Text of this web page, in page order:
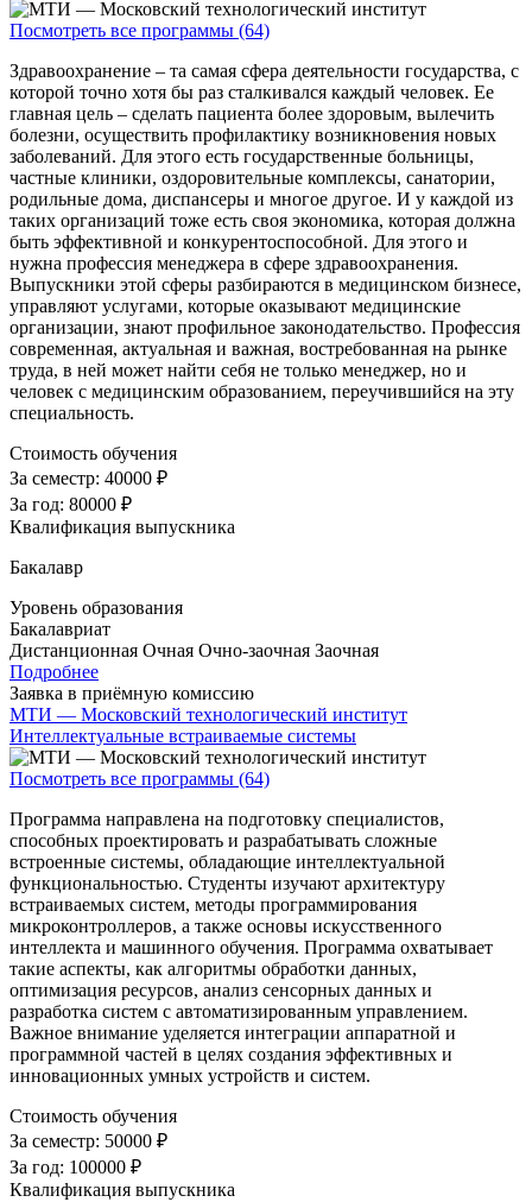
Посмотреть все программы (64)
Здравоохранение – та самая сфера деятельности государства, с
которой точно хотя бы раз сталкивался каждый человек. Ее
главная цель – сделать пациента более здоровым, вылечить
болезни, осуществить профилактику возникновения новых
заболеваний. Для этого есть государственные больницы,
частные клиники, оздоровительные комплексы, санатории,
родильные дома, диспансеры и многое другое. И у каждой из
таких организаций тоже есть своя экономика, которая должна
быть эффективной и конкурентоспособной. Для этого и
нужна профессия менеджера в сфере здравоохранения.
Выпускники этой сферы разбираются в медицинском бизнесе,
управляют услугами, которые оказывают медицинские
организации, знают профильное законодательство. Профессия
современная, актуальная и важная, востребованная на рынке
труда, в ней может найти себя не только менеджер, но и
человек с медицинским образованием, переучившийся на эту
специальность.
Стоимость обучения
За семестр: 40000 ₽
За год: 80000 ₽
Квалификация выпускника
Бакалавр
Уровень образования
Бакалавриат
Дистанционная Очная Очно-заочная Заочная
Подробнее
Заявка в приёмную комиссию
МТИ — Московский технологический институт
Интеллектуальные встраиваемые системы
Посмотреть все программы (64)
Программа направлена на подготовку специалистов,
способных проектировать и разрабатывать сложные
встроенные системы, обладающие интеллектуальной
функциональностью. Студенты изучают архитектуру
встраиваемых систем, методы программирования
микроконтроллеров, а также основы искусственного
интеллекта и машинного обучения. Программа охватывает
такие аспекты, как алгоритмы обработки данных,
оптимизация ресурсов, анализ сенсорных данных и
разработка систем с автоматизированным управлением.
Важное внимание уделяется интеграции аппаратной и
программной частей в целях создания эффективных и
инновационных умных устройств и систем.
Стоимость обучения
За семестр: 50000 ₽
За год: 100000 ₽
Квалификация выпускника